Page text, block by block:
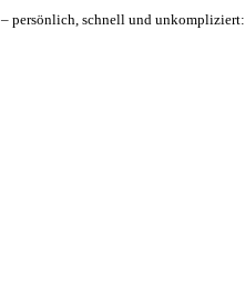
– persönlich, schnell und unkompliziert: